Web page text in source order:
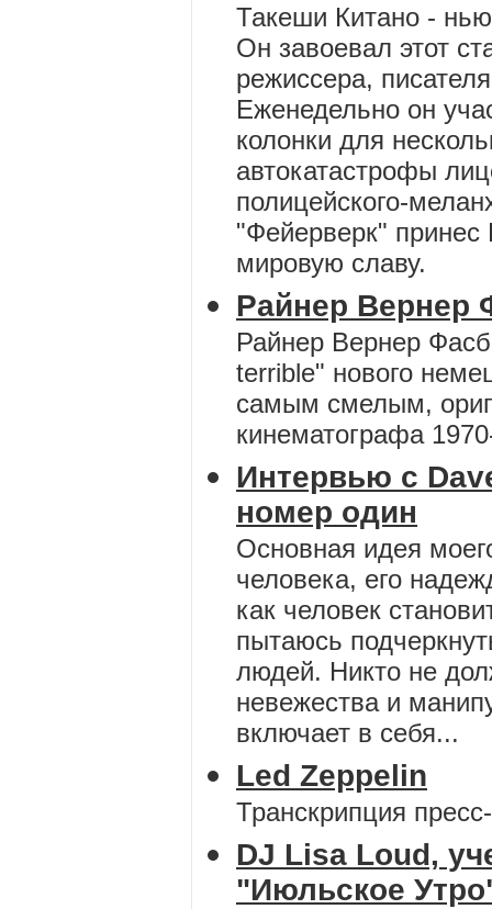
Такеши Китано -
Он завоевал этот
режиссера,
Еженедельно он
колонки для
автокатастрофы
полицейского-
"Фейерверк"
мировую славу.
Райнер Вернер
Райнер Вернер
terrible" нового
самым смелым,
кинематографа
Интервью с
номер один
Основная идея
человека, его
как человек
пытаюсь
людей. Никто не
невежества и
включает в себя...
Led Zeppelin
Транскрипция
DJ Lisa Loud,
"Июльское